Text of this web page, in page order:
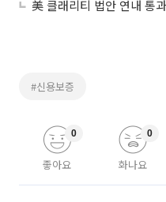
#신용보증
좋아요
0
화나요
0